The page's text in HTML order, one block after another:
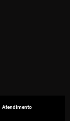
Atendimento